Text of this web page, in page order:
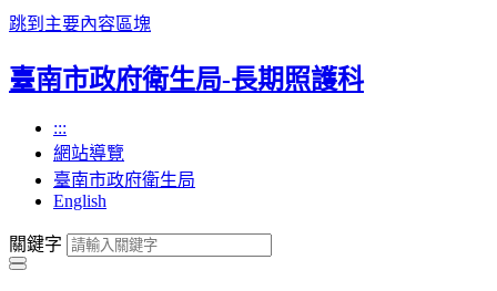
跳到主要內容區塊
臺南市政府衛生局-長期照護科
:::
網站導覽
臺南市政府衛生局
English
關鍵字